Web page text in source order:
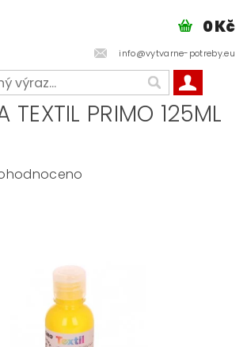
info@vytvarne-potreby.eu
0 Kč
TEXTIL PRIMO 125ML